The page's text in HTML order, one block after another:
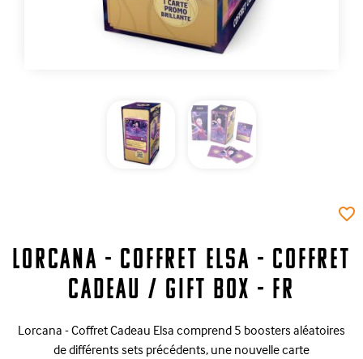
Lorcana - Coffret Elsa - Coffret
Cadeau / Gift Box - FR
Lorcana - Coffret Cadeau Elsa comprend 5 boosters aléatoires
de différents sets précédents, une nouvelle carte
favorite_border